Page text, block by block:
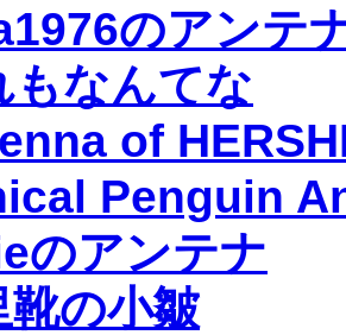
のアンテ
もなんてな
of
Penguin
のアンテナ
靴の小皺